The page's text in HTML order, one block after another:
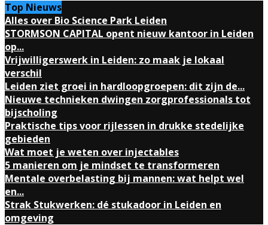
Top Nieuws
Alles over Bio Science Park Leiden
STORMSON CAPITAL opent nieuw kantoor in Leiden
op...
Vrijwilligerswerk in Leiden: zo maak je lokaal
verschil
Leiden ziet groei in hardloopgroepen: dit zijn de...
Nieuwe technieken dwingen zorgprofessionals tot
bijscholing
Praktische tips voor rijlessen in drukke stedelijke
gebieden
Wat moet je weten over injectables
5 manieren om je mindset te transformeren
Mentale overbelasting bij mannen: wat helpt wel
en...
Strak Stukwerken: dé stukadoor in Leiden en
omgeving